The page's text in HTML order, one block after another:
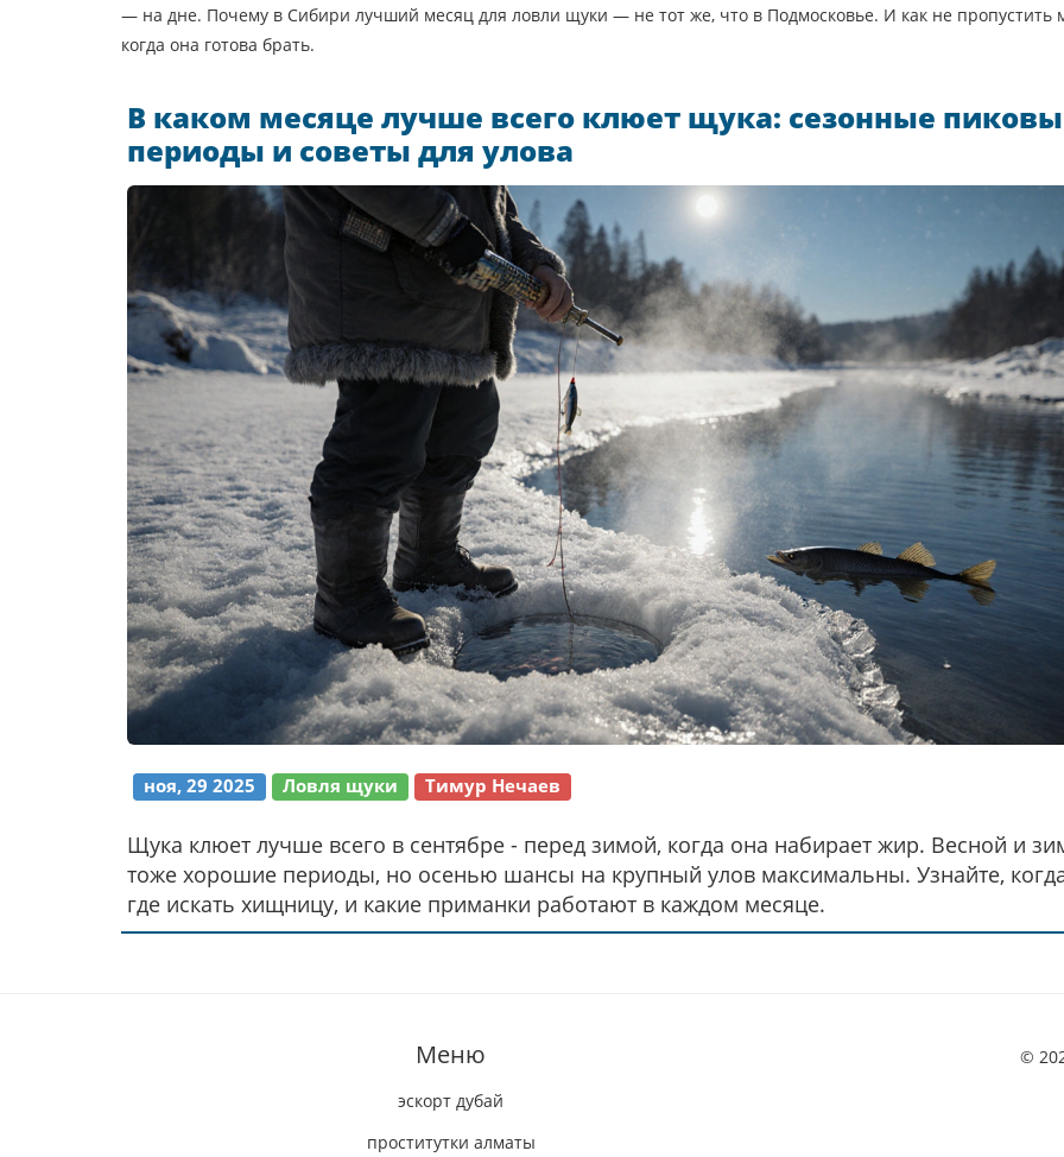
— на дне. Почему в Сибири лучший месяц для ловли щуки — не тот же, что в Подмосковье. И как не пропустить
когда она готова брать.
В каком месяце лучше всего клюет щука: сезонные
периоды и советы для улова
ноя, 29 2025 Ловля щуки Тимур Нечаев
Щука клюет лучше всего в сентябре - перед зимой, когда она набирает жир. Весной и
тоже хорошие периоды, но осенью шансы на крупный улов максимальны. Узнайте,
где искать хищницу, и какие приманки работают в каждом месяце.
Меню
эскорт дубай
проститутки алматы
©